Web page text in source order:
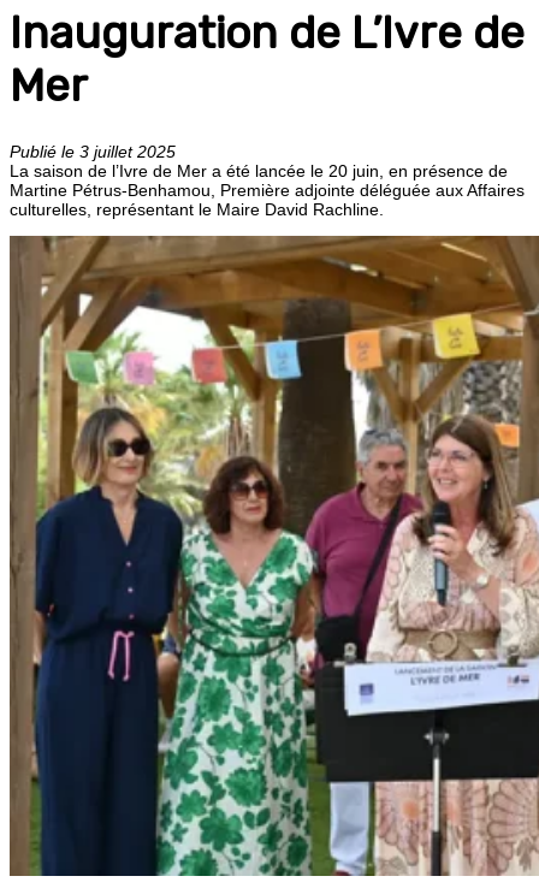
Inauguration de L’Ivre de
Mer
Publié le 3 juillet 2025
La saison de l’Ivre de Mer a été lancée le 20 juin, en présence de
Martine Pétrus-Benhamou, Première adjointe déléguée aux Affaires
culturelles, représentant le Maire David Rachline.